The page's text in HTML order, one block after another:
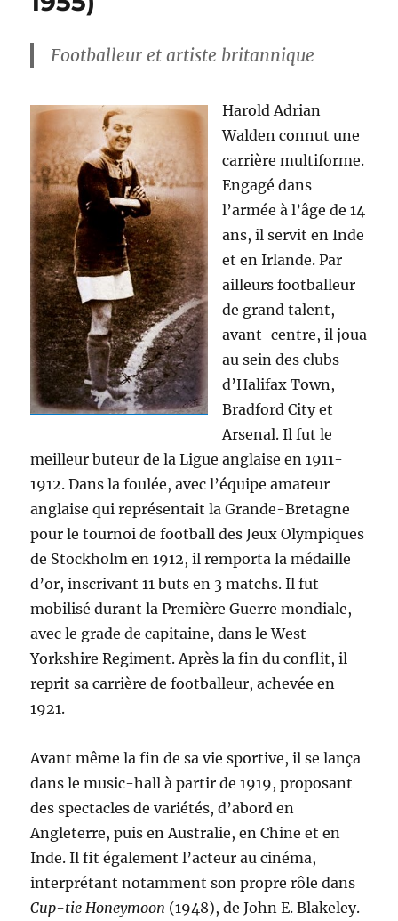
Footballeur et artiste britannique
Harold Adrian
Walden connut une
carrière multiforme.
Engagé dans
l’armée à l’âge de 14
ans, il servit en Inde
et en Irlande. Par
ailleurs footballeur
de grand talent,
avant-centre, il joua
au sein des clubs
d’Halifax Town,
Bradford City et
Arsenal. Il fut le
meilleur buteur de la Ligue anglaise en 1911-
1912. Dans la foulée, avec l’équipe amateur
anglaise qui représentait la Grande-Bretagne
pour le tournoi de football des Jeux Olympiques
de Stockholm en 1912, il remporta la médaille
d’or, inscrivant 11 buts en 3 matchs. Il fut
mobilisé durant la Première Guerre mondiale,
avec le grade de capitaine, dans le West
Yorkshire Regiment. Après la fin du conflit, il
reprit sa carrière de footballeur, achevée en
1921.
Avant même la fin de sa vie sportive, il se lança
dans le music-hall à partir de 1919, proposant
des spectacles de variétés, d’abord en
Angleterre, puis en Australie, en Chine et en
Inde. Il fit également l’acteur au cinéma,
interprétant notamment son propre rôle dans
Cup-tie Honeymoon (1948), de John E. Blakeley.